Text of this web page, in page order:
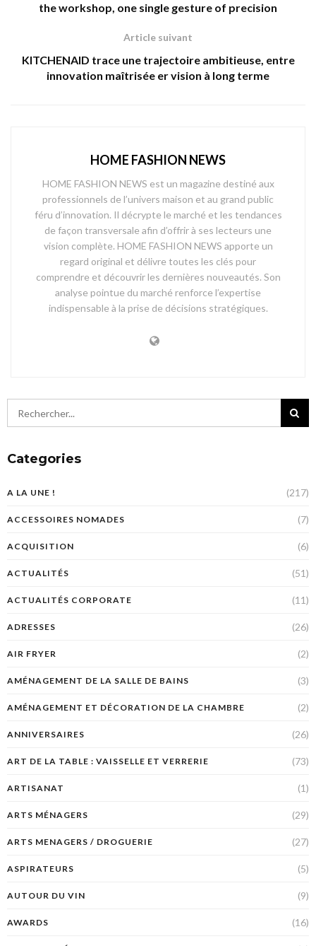
the workshop, one single gesture of precision
Article suivant
KITCHENAID trace une trajectoire ambitieuse, entre
innovation maîtrisée er vision à long terme
HOME FASHION NEWS
HOME FASHION NEWS est un magazine destiné aux
professionnels de l’univers maison et au grand public
féru d’innovation. Il décrypte le marché et les tendances
de façon transversale afin d’offrir à ses lecteurs une
vision complète. HOME FASHION NEWS apporte un
regard original et délivre toutes les clés pour
comprendre et découvrir les dernières nouveautés. Son
analyse pointue du marché renforce l’expertise
indispensable à la prise de décisions stratégiques.
Categories
A LA UNE ! (217)
ACCESSOIRES NOMADES (7)
ACQUISITION (6)
ACTUALITÉS (51)
ACTUALITÉS CORPORATE (11)
ADRESSES (26)
AIR FRYER (2)
AMÉNAGEMENT DE LA SALLE DE BAINS (3)
AMÉNAGEMENT ET DÉCORATION DE LA CHAMBRE (2)
ANNIVERSAIRES (26)
ART DE LA TABLE : VAISSELLE ET VERRERIE (73)
ARTISANAT (1)
ARTS MÉNAGERS (29)
ARTS MENAGERS / DROGUERIE (27)
ASPIRATEURS (5)
AUTOUR DU VIN (9)
AWARDS (16)